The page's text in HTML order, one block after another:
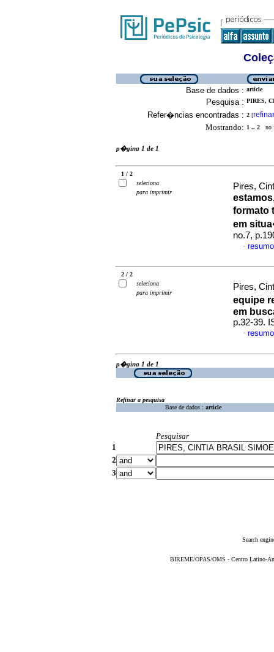
Base de dados : article
Pesquisa : PIRES,
Refer�ncias encontradas : 2 [refinar
Mostrando: 1 .. 2 no
p�gina 1 de 1
1 / 2
seleciona
para imprimir
Pires,
formato
em
no.7,
·
2 / 2
seleciona
para imprimir
Pires,
equipe
em
p.32-39.
·
p�gina 1 de 1
Refinar a pesquisa
Base de dados : article
Pesquisar
1
2
3
Search
BIREME/OPAS/OMS - Centro Latino-